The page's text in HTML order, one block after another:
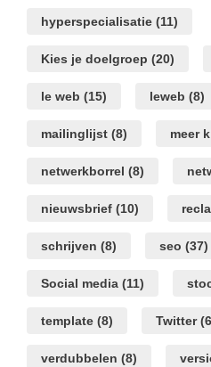
hyperspecialisatie (11)
Kies je doelgroep (20)
le web (15) leweb (8)
mailinglijst (8) meer
netwerkborrel (8)
nieuwsbrief (10)
schrijven (8) seo (37)
Social media (11)
template (8) Twitter
verdubbelen (8)